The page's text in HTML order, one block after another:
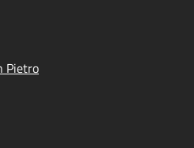
Pietro